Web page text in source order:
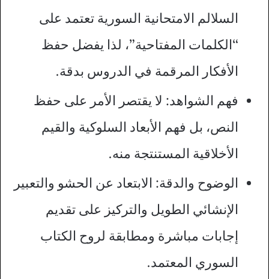
السلالم الامتحانية السورية تعتمد على
“الكلمات المفتاحية”، لذا يفضل حفظ
الأفكار المرقمة في الدروس بدقة.
فهم الشواهد: لا يقتصر الأمر على حفظ
النص، بل فهم الأبعاد السلوكية والقيم
الأخلاقية المستنتجة منه.
الوضوح والدقة: الابتعاد عن الحشو والتعبير
الإنشائي الطويل والتركيز على تقديم
إجابات مباشرة ومطابقة لروح الكتاب
السوري المعتمد.